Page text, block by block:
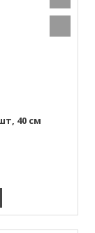
40 см